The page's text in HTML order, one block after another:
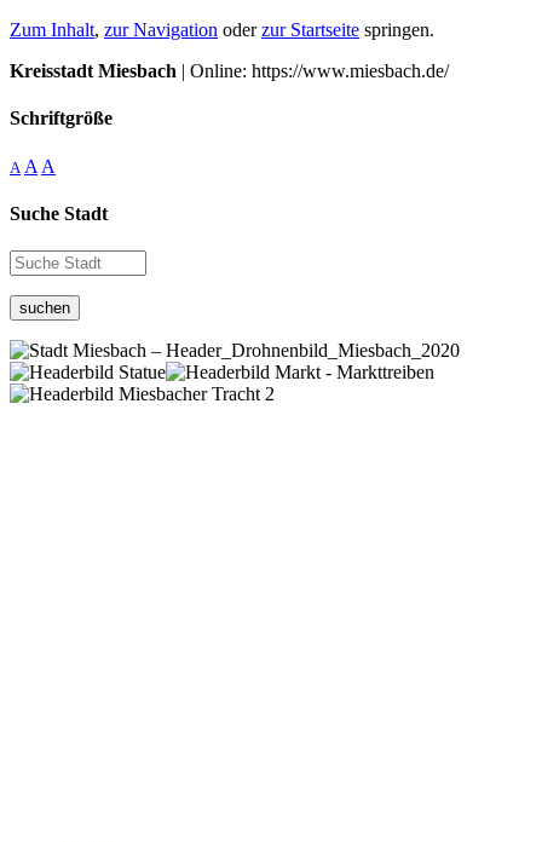
Zum Inhalt, zur Navigation oderzur Startseite springen.
Kreisstadt Miesbach | Online: https://www.miesbach.de/
Schriftgröße
A A A
Suche Stadt
suchen